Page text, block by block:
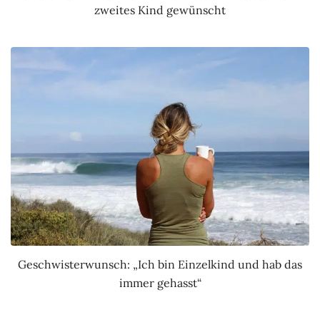
zweites Kind gewünscht
Geschwisterwunsch: „Ich bin Einzelkind und hab das
immer gehasst“